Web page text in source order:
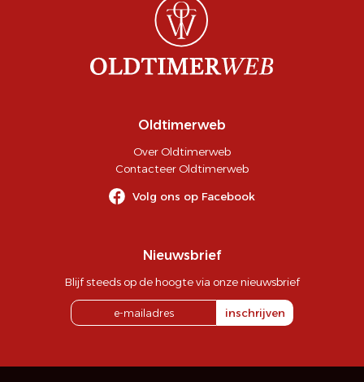
Oldtimerweb
Over Oldtimerweb
Contacteer Oldtimerweb
Volg ons op Facebook
Nieuwsbrief
Blijf steeds op de hoogte via onze nieuwsbrief
inschrijven